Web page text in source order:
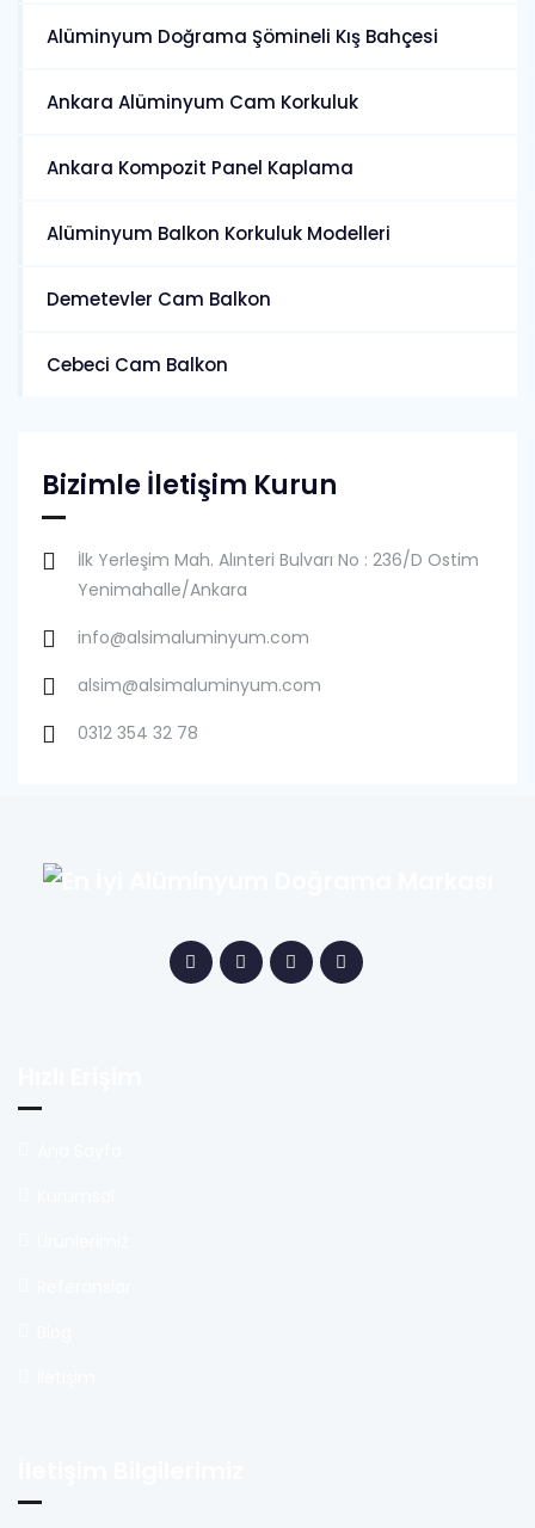
Alüminyum Doğrama Şömineli Kış Bahçesi
Ankara Alüminyum Cam Korkuluk
Ankara Kompozit Panel Kaplama
Alüminyum Balkon Korkuluk Modelleri
Demetevler Cam Balkon
Cebeci Cam Balkon
Bizimle İletişim Kurun
İlk Yerleşim Mah. Alınteri Bulvarı No : 236/D Ostim
Yenimahalle/Ankara
info@alsimaluminyum.com
alsim@alsimaluminyum.com
0312 354 32 78